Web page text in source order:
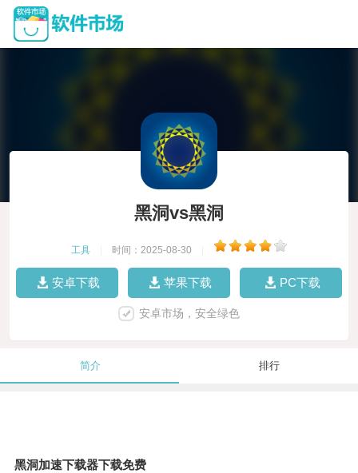
黑洞vs黑洞
工具 时间：2025-08-30
安卓下载 苹果下载 PC下载
安卓市场，安全绿色
简介 排行
黑洞加速下载器下载免费